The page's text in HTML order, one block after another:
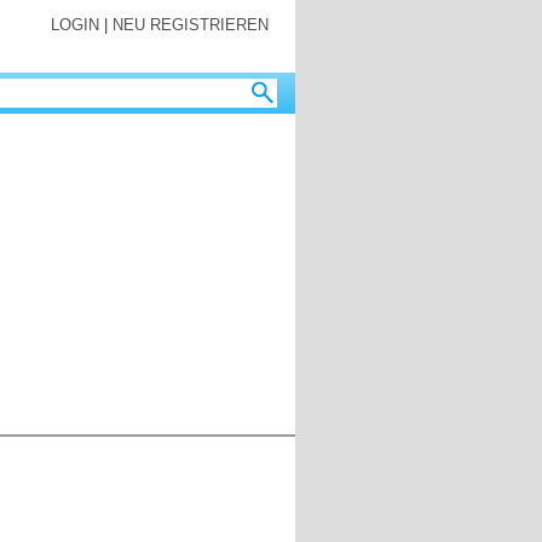
LOGIN NEU REGISTRIEREN